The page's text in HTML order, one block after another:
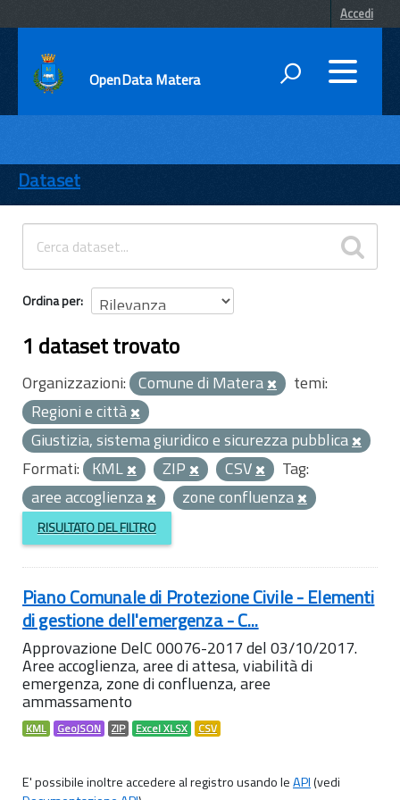
Accedi
OpenData Matera
ENTI
TEMI
INFORMAZIONI
Dataset
Ordina per
1 dataset trovato
Organizzazioni: Comune di Matera
temi:
Regioni e città
Giustizia, sistema giuridico e sicurezza pubblica
Formati: KML ZIP CSV
Tag:
aree accoglienza
zone confluenza
RISULTATO DEL FILTRO
Piano Comunale di Protezione Civile - Elementi
di gestione dell'emergenza - C...
Approvazione DelC 00076-2017 del 03/10/2017.
Aree accoglienza, aree di attesa, viabilità di
emergenza, zone di confluenza, aree
ammassamento
KML GeoJSON ZIP Excel XLSX CSV
E' possibile inoltre accedere al registro usando leAPI(vedi